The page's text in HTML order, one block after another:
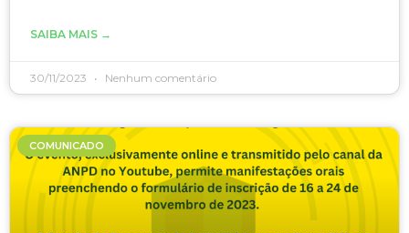
SAIBA MAIS →
30/11/2023 Nenhum comentário
COMUNICADO